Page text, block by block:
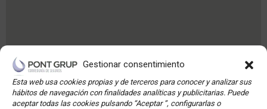
Gestionar consentimiento
Esta web usa cookies propias y de terceros para conocer y analizar sus
hábitos de navegación con finalidades analíticas y publicitarias. Puede
aceptar todas las cookies pulsando “Aceptar ”, configurarlas o